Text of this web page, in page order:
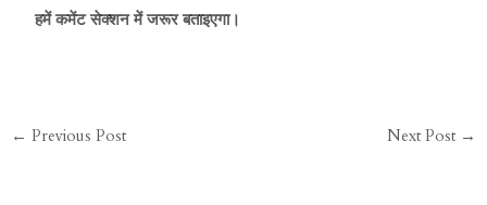
हमें कमेंट सेक्शन में जरूर बताइएगा।
← Previous Post Next Post →